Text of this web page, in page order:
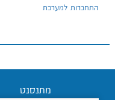
התחברות למערכת
מתנסנט